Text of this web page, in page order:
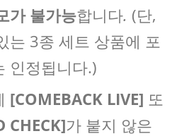
가 불가능합니다. (단,
는 3종 세트 상품에 포
인정됩니다.)
[COMEBACK LIVE] 또
CHECK]가 붙지 않은